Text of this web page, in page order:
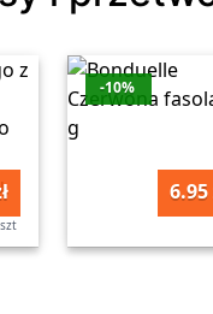
szt
-10%
6.95